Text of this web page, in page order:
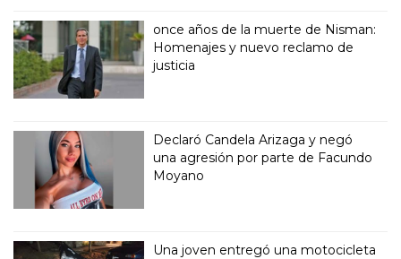
once años de la muerte de Nisman:
Homenajes y nuevo reclamo de
justicia
Declaró Candela Arizaga y negó
una agresión por parte de Facundo
Moyano
Una joven entregó una motocicleta